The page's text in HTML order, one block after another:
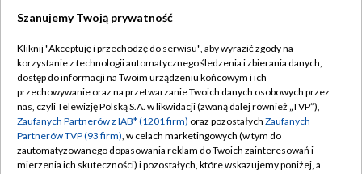
TVP
Abonament TVP
Sklep TVP
Biuro Reklamy
Oferta Handlowa
Regulamin TVP
Polityka prywatności
Moje zgody
Biuro reklamy
Szanujemy Twoją prywatność
Kliknij "Akceptuję i przechodzę do serwisu", aby wyrazić zgody na
korzystanie z technologii automatycznego śledzenia i zbierania danych,
dostęp do informacji na Twoim urządzeniu końcowym i ich
przechowywanie oraz na przetwarzanie Twoich danych osobowych przez
nas, czyli Telewizję Polską S.A. w likwidacji (zwaną dalej również „TVP”),
Zaufanych Partnerów z IAB* (1201 firm) oraz pozostałych Zaufanych
Partnerów TVP (93 firm), w celach marketingowych (w tym do
zautomatyzowanego dopasowania reklam do Twoich zainteresowań i
mierzenia ich skuteczności) i pozostałych, które wskazujemy poniżej, a